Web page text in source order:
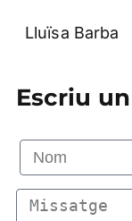
Lluïsa Barba
Escriu